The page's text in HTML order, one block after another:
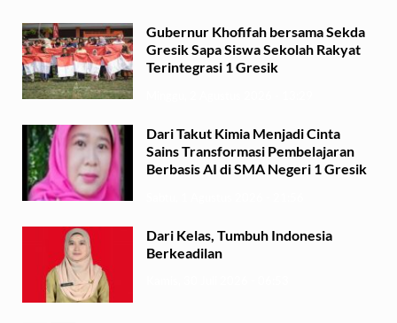
Gubernur Khofifah bersama Sekda
Gresik Sapa Siswa Sekolah Rakyat
Terintegrasi 1 Gresik
Dari Takut Kimia Menjadi Cinta
Sains Transformasi Pembelajaran
Berbasis AI di SMA Negeri 1 Gresik
Dari Kelas, Tumbuh Indonesia
Berkeadilan